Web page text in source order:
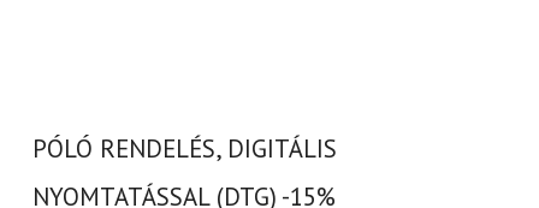
PÓLÓ RENDELÉS, DIGITÁLIS
NYOMTATÁSSAL (DTG) -15%